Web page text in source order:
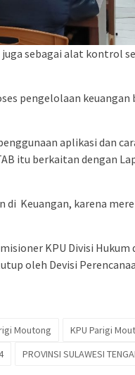
sebagai alat kontrol
pengelolaan
aplikasi dan
itu berkaitan dengan
Keuangan, karena
KPU Divisi Hukum
oleh Devisi
Moutong KPU Parigi
PROVINSI SULAWESI